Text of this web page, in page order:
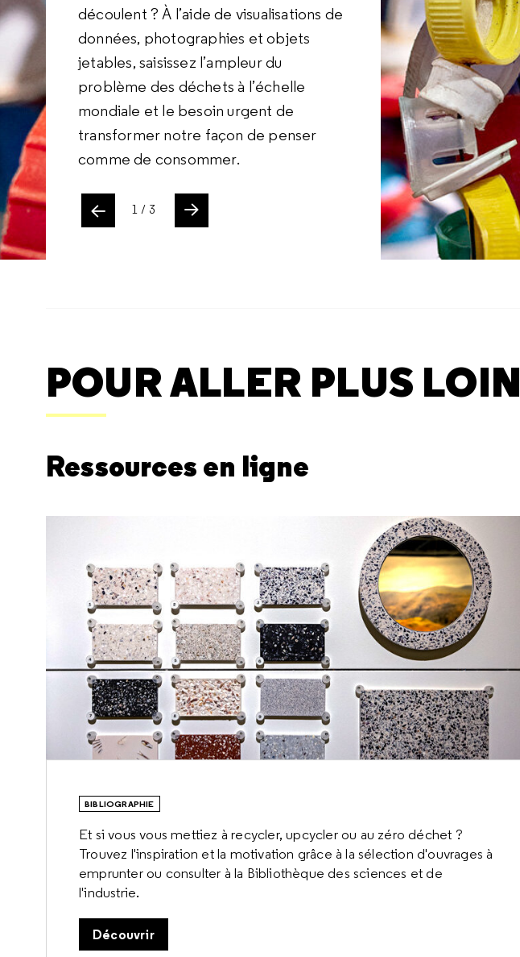
Slide suivant
découlent ? À l’aide de visualisations de
données, photographies et objets
jetables, saisissez l’ampleur du
problème des déchets à l’échelle
mondiale et le besoin urgent de
transformer notre façon de penser
comme de consommer.
d’immeubles sociaux de la Cité du
Grand Parc à Bordeaux par les
architectes Anne Lacaton et Jean-
Philippe Vassal. Les designers révèlent
la valeur de certains types de déchets :
les matériaux recyclés deviennent de
précieuses ressources.
Grâce aux travaux de créateurs qui
travaillent avec des matériaux comme
le mycélium, les balles de riz ou encore
les déchets agricoles, se projeter dans
un futur où les ressources seraient
gérées à long terme et où les déchets
disparaîtraient devient possible.
1 / 3
POUR ALLER PLUS LOIN
Ressources en ligne
BIBLIOGRAPHIE
Et si vous vous mettiez à recycler, upcycler ou au zéro déchet ?
Trouvez l'inspiration et la motivation grâce à la sélection d'ouvrages à
emprunter ou consulter à la Bibliothèque des sciences et de
l'industrie.
Découvrir